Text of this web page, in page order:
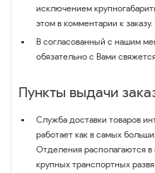
исключением
этом в комментарии к заказу.
В согласованный с нашим
обязательно с Вами
Пункты выдачи
Служба доставки товаров
работает как в самых
Отделения располагаются в
крупных транспортных